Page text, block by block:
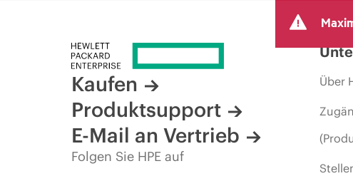
Kaufen
Produktsupport
E-Mail an Vertrieb
Folgen Sie HPE auf
Über